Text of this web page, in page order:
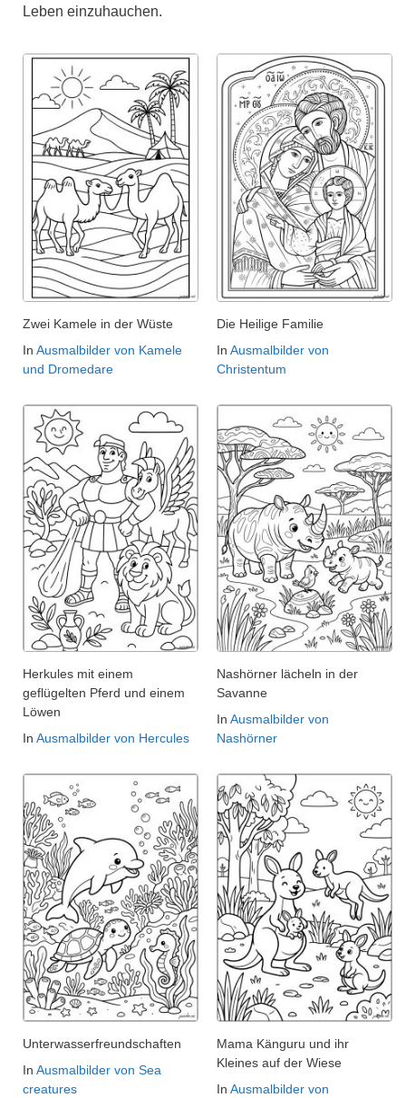
Leben einzuhauchen.
Zwei Kamele in der Wüste
In Ausmalbilder von Kamele
und Dromedare
Die Heilige Familie
In Ausmalbilder von
Christentum
Herkules mit einem
geflügelten Pferd und einem
Löwen
In Ausmalbilder von Hercules
Nashörner lächeln in der
Savanne
In Ausmalbilder von
Nashörner
Unterwasserfreundschaften
In Ausmalbilder von Sea
creatures
Mama Känguru und ihr
Kleines auf der Wiese
In Ausmalbilder von